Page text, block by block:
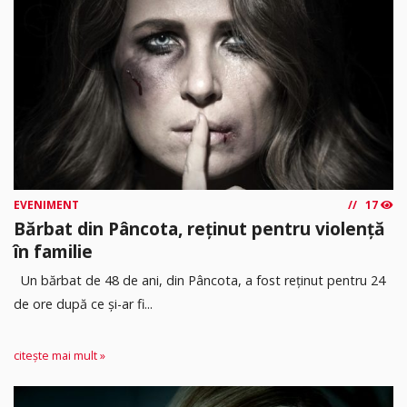
EVENIMENT 17
Bărbat din Pâncota, reținut pentru violență
în familie
Un bărbat de 48 de ani, din Pâncota, a fost reținut pentru 24
de ore după ce și-ar fi...
citește mai mult »